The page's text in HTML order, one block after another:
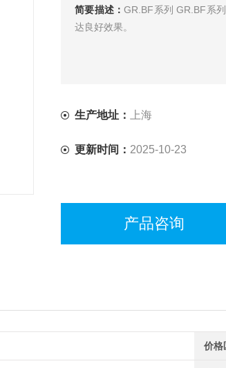
简要描述：GR.BF系列 GR.BF系
达良好效果。
生产地址： 上海
更新时间： 2025-10-23
产品咨询
价格